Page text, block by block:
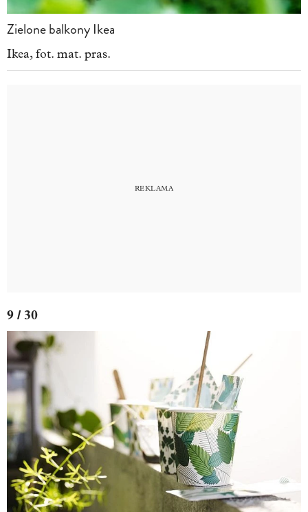
Zielone balkony Ikea
Ikea, fot. mat. pras.
9 / 30